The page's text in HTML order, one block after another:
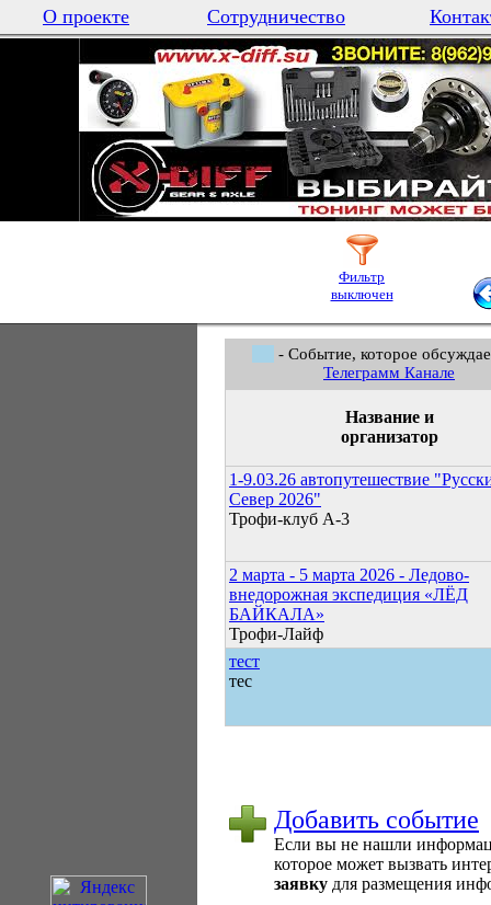
О проекте Сотрудничество
Фильтр
выключен
- Событие, которое
Телеграмм Канале
Название и
организатор
1-9.03.26 автопутешествие
Север 2026"
Трофи-клуб А-3
2 марта - 5 марта 2026 - Ледово-
внедорожная экспедиция «ЛЁД
БАЙКАЛА»
Трофи-Лайф
тест
тес
Добавить событие
Если вы не нашли
которое может вызвать
заявку для размещения